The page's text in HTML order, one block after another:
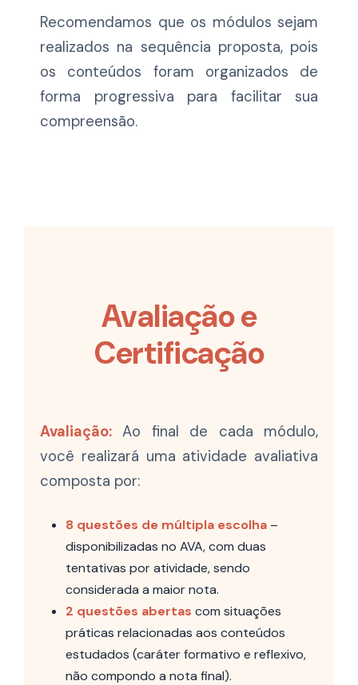
Recomendamos que os módulos sejam
realizados na sequência proposta, pois
os conteúdos foram organizados de
forma progressiva para facilitar sua
compreensão.
Avaliação e
Certificação
Avaliação: Ao final de cada módulo,
você realizará uma atividade avaliativa
composta por:
8 questões de múltipla escolha –
disponibilizadas no AVA, com duas
tentativas por atividade, sendo
considerada a maior nota.
2 questões abertas com situações
práticas relacionadas aos conteúdos
estudados (caráter formativo e reflexivo,
não compondo a nota final).